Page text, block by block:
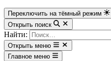
Переключить на тёмный режим
Открыть поиск
Найти:
Открыть меню
Главное меню